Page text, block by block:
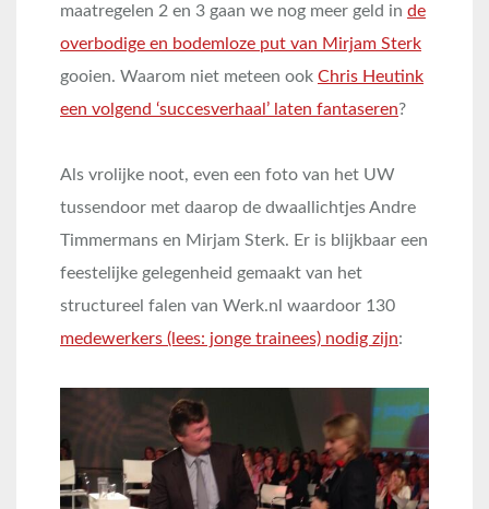
maatregelen 2 en 3 gaan we nog meer geld in de
overbodige en bodemloze put van Mirjam Sterk
gooien. Waarom niet meteen ook Chris Heutink
een volgend ‘succesverhaal’ laten fantaseren?
Als vrolijke noot, even een foto van het UW
tussendoor met daarop de dwaallichtjes Andre
Timmermans en Mirjam Sterk. Er is blijkbaar een
feestelijke gelegenheid gemaakt van het
structureel falen van Werk.nl waardoor 130
medewerkers (lees: jonge trainees) nodig zijn: